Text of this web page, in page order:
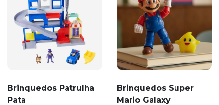
Brinquedos Patrulha
Pata
Brinquedos Super
Mario Galaxy